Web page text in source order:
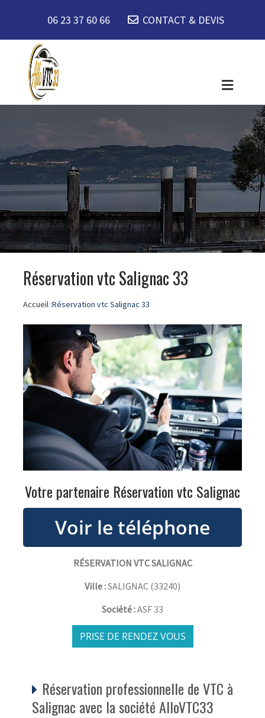
06 23 37 60 66 CONTACT & DEVIS
Réservation vtc Salignac 33
Accueil :Réservation vtc Salignac 33
Votre partenaire Réservation vtc Salignac
RÉSERVATION VTC SALIGNAC
Ville :SALIGNAC (33240)
Société :ASF 33
PRISE DE RENDEZ VOUS
Réservation professionnelle de VTC à
Salignac avec la société AlloVTC33